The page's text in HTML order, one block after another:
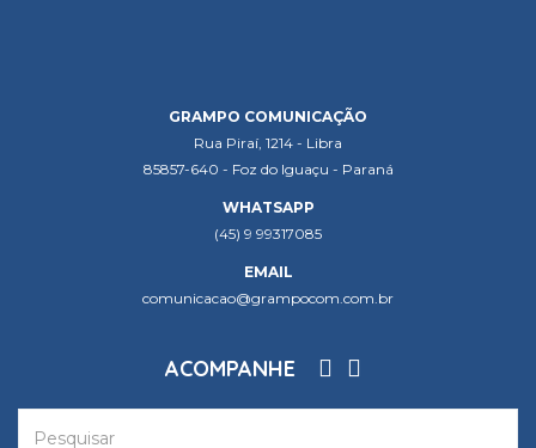
GRAMPO COMUNICAÇÃO
Rua Piraí, 1214 - Libra
85857-640 - Foz do Iguaçu - Paraná
WHATSAPP
(45) 9 99317085
EMAIL
comunicacao@grampocom.com.br
ACOMPANHE